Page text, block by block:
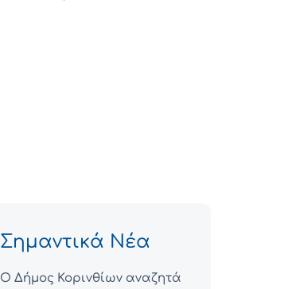
Σημαντικά Νέα
Ο Δήμος Κορινθίων αναζητά